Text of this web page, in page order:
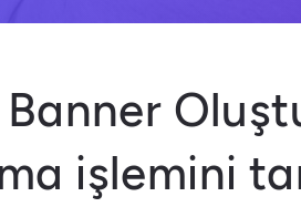
Banner
işlemini